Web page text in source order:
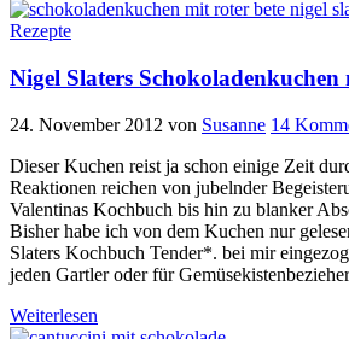
Rezepte
Nigel Slaters Schokoladenkuchen
24. November 2012 von Susanne 14
Dieser Kuchen reist ja schon einige Zeit
Reaktionen reichen von jubelnder
Valentinas Kochbuch bis hin zu blanker
Bisher habe ich von dem Kuchen nur
Slaters Kochbuch Tender*. bei mir
jeden Gartler oder für
Weiterlesen